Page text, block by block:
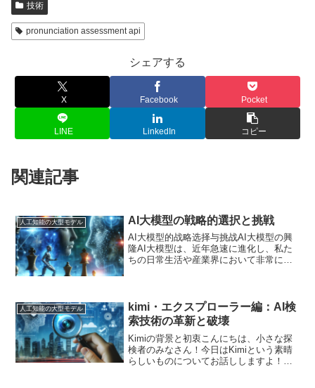
技術
pronunciation assessment api
シェアする
X Facebook Pocket
LINE LinkedIn コピー
関連記事
人工知能の大型モデル AI大模型の戦略的選択と挑戦
AI大模型的战略选择与挑战AI大模型の興
隆AI大模型は、近年急速に進化し、私た
ちの日常生活や産業界において非常に重
言語処理といった...
人工知能の大型モデル
kimi・エクスプローラー編：AI検
索技術の革新と破壊
Kimiの背景と初衷こんにちは、小さな探
検者のみなさん！今日はKimiという素晴
らしいものについてお話ししますよ！そ